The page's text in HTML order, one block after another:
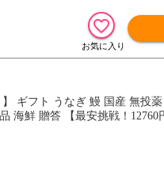
ギフト うなぎ 鰻 国産 無投
海鮮 贈答 【最安挑戦！